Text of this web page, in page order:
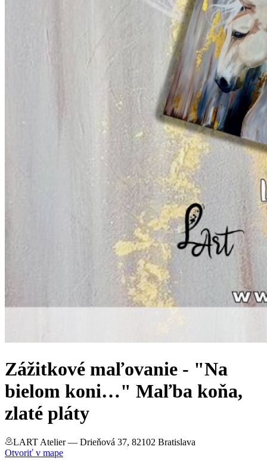
Zážitkové maľovanie - "Na
bielom koni…" Maľba koňa,
zlaté pláty
LART Atelier— Drieňová 37, 82102 Bratislava
Otvoriť v mape